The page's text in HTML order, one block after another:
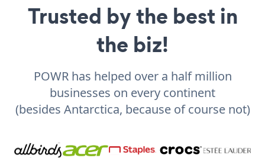
Trusted by the best in
the biz!
POWR has helped over a half million
businesses on every continent
(besides Antarctica, because of course not)